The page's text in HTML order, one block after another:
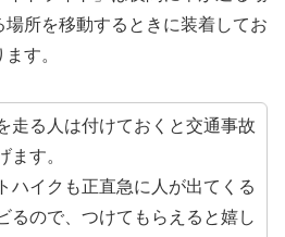
所を移動するときに装着してお
す。
走る人は付けておくと交通事故
ます。
ハイクも正直急に人が出てくる
るので、つけてもらえると嬉し